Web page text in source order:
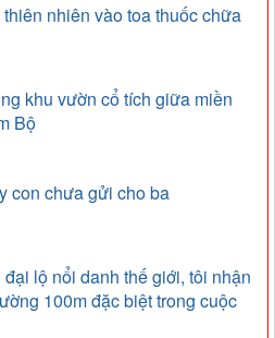
nhiên vào toa thuốc chữa
khu vườn cổ tích giữa miền
Bộ
con chưa gửi cho ba
đại lộ nổi danh thế giới, tôi nhận
100m đặc biệt trong cuộc